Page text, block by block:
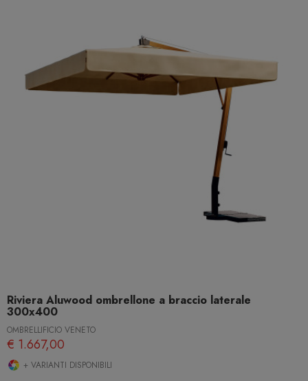
Riviera Aluwood ombrellone a braccio laterale
300x400
OMBRELLIFICIO VENETO
€ 1.667,00
+ VARIANTI DISPONIBILI